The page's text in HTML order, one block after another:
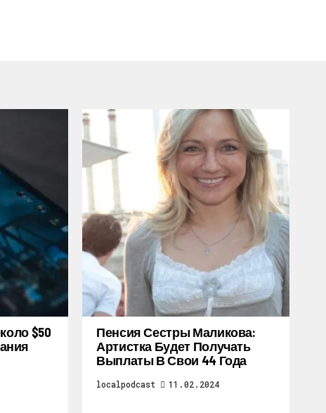
$50
Пенсия Сестры Маликова:
Артистка Будет Получать
Выплаты В Свои 44 Года
localpodcast 11.02.2024